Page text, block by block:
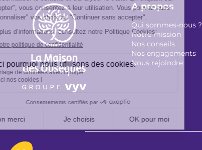
A propos
Qui sommes-nous ?
Notre mission
Nos conseils
Nos engagements
Nous rejoindre
légal